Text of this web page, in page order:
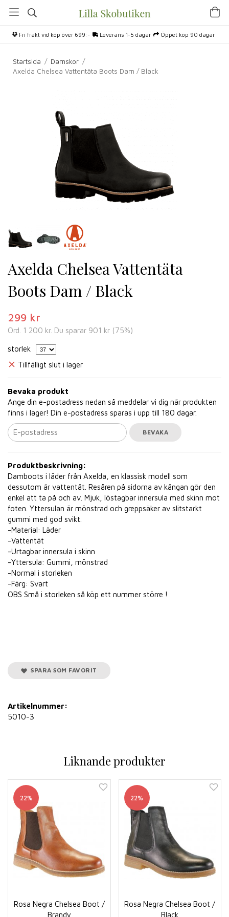
Fri frakt vid köp över 699:- Leverans 1-5 dagar Öppet köp 90 dagar
Startsida / Damskor /
Axelda Chelsea Vattentäta Boots Dam / Black
Axelda Chelsea Vattentäta
Boots Dam / Black
299 kr
Ord. 1 200 kr. Du sparar 901 kr (75%)
storlek
Tillfälligt slut i lager
Bevaka produkt
Ange din e-postadress nedan så meddelar vi dig när produkten
finns i lager! Din e-postadress sparas i upp till 180 dagar.
BEVAKA
Produktbeskrivning:
Damboots i läder från Axelda, en klassisk modell som
dessutom är vattentät. Resåren på sidorna av kängan gör den
enkel att ta på och av. Mjuk, löstagbar innersula med skinn mot
foten. Yttersulan är mönstrad och greppsäker av slitstarkt
gummi med god svikt.
-Material: Läder
-Vattentät
-Urtagbar innersula i skinn
-Yttersula: Gummi, mönstrad
-Normal i storleken
-Färg: Svart
OBS Små i storleken så köp ett nummer större !
SPARA SOM FAVORIT
Artikelnummer:
5010-3
Liknande produkter
22%
Rosa Negra Chelsea Boot /
Brandy
22%
Rosa Negra Chelsea Boot /
Black